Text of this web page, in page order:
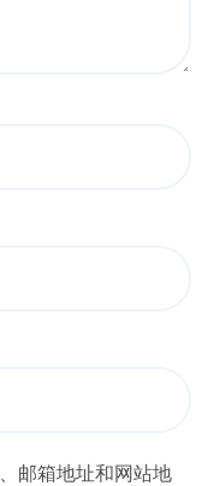
邮箱地址和网站地